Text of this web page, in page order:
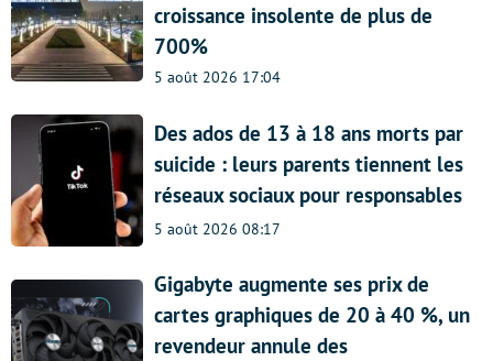
croissance insolente de plus de
700%
5 août 2026 17:04
Des ados de 13 à 18 ans morts par
suicide : leurs parents tiennent les
réseaux sociaux pour responsables
5 août 2026 08:17
Gigabyte augmente ses prix de
cartes graphiques de 20 à 40 %, un
revendeur annule des